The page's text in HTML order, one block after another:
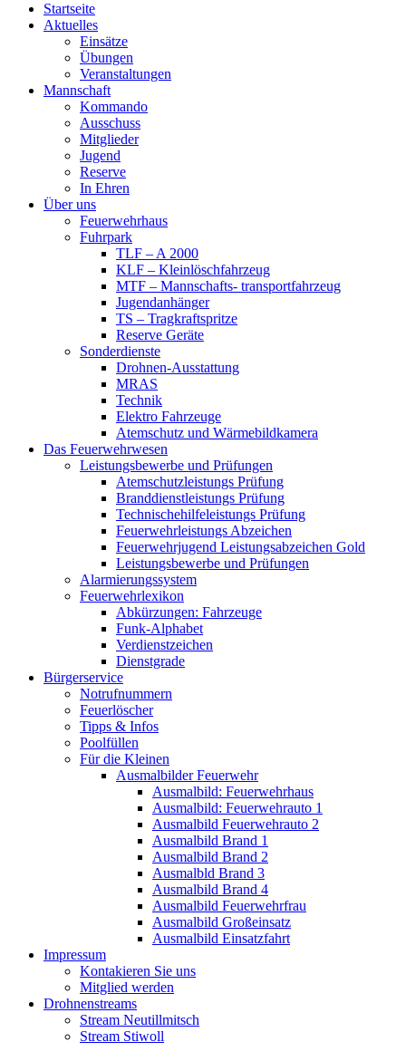
Startseite
Aktuelles
Einsätze
Übungen
Veranstaltungen
Mannschaft
Kommando
Ausschuss
Mitglieder
Jugend
Reserve
In Ehren
Über uns
Feuerwehrhaus
Fuhrpark
TLF – A 2000
KLF – Kleinlöschfahrzeug
MTF – Mannschafts- transportfahrzeug
Jugendanhänger
TS – Tragkraftspritze
Reserve Geräte
Sonderdienste
Drohnen-Ausstattung
MRAS
Technik
Elektro Fahrzeuge
Atemschutz und Wärmebildkamera
Das Feuerwehrwesen
Leistungsbewerbe und Prüfungen
Atemschutzleistungs Prüfung
Branddienstleistungs Prüfung
Technischehilfeleistungs Prüfung
Feuerwehrleistungs Abzeichen
Feuerwehrjugend Leistungsabzeichen Gold
Leistungsbewerbe und Prüfungen
Alarmierungssystem
Feuerwehrlexikon
Abkürzungen: Fahrzeuge
Funk-Alphabet
Verdienstzeichen
Dienstgrade
Bürgerservice
Notrufnummern
Feuerlöscher
Tipps & Infos
Poolfüllen
Für die Kleinen
Ausmalbilder Feuerwehr
Ausmalbild: Feuerwehrhaus
Ausmalbild: Feuerwehrauto 1
Ausmalbild Feuerwehrauto 2
Ausmalbild Brand 1
Ausmalbild Brand 2
Ausmalbld Brand 3
Ausmalbild Brand 4
Ausmalbild Feuerwehrfrau
Ausmalbild Großeinsatz
Ausmalbild Einsatzfahrt
Impressum
Kontakieren Sie uns
Mitglied werden
Drohnenstreams
Stream Neutillmitsch
Stream Stiwoll